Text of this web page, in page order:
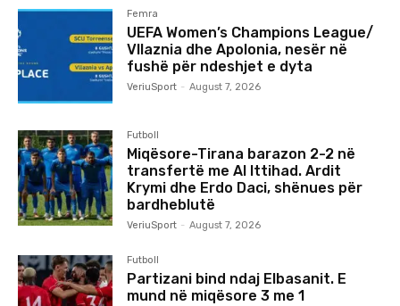
Femra
UEFA Women’s Champions League/
Vllaznia dhe Apolonia, nesër në
fushë për ndeshjet e dyta
VeriuSport - August 7, 2026
Futboll
Miqësore-Tirana barazon 2-2 në
transfertë me Al Ittihad. Ardit
Krymi dhe Erdo Daci, shënues për
bardheblutë
VeriuSport - August 7, 2026
Futboll
Partizani bind ndaj Elbasanit. E
mund në miqësore 3 me 1